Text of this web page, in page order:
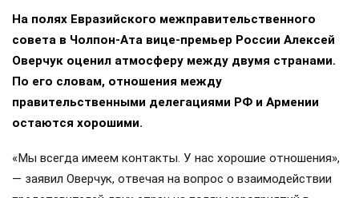
На полях Евразийского межправительственного
совета в Чолпон-Ата вице-премьер России Алексей
Оверчук оценил атмосферу между двумя странами.
По его словам, отношения между
правительственными делегациями РФ и Армении
остаются хорошими.
«Мы всегда имеем контакты. У нас хорошие отношения»,
— заявил Оверчук, отвечая на вопрос о взаимодействии